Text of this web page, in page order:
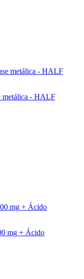
metálica - HALF
mg + Ácido